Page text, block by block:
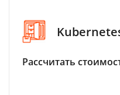
Рассчитать